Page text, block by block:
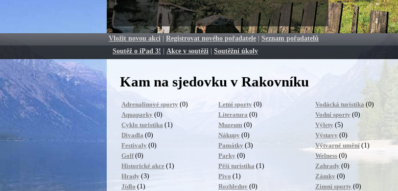
Vložit novou akci | Registrovat nového pořadatele | Seznam pořadatelů
Soutěž o iPad 3! | Akce v soutěži | Soutěžní úkoly
Kam na sjedovku v Rakovníku
Adrenalinové sporty (0)
Aquaparky (0)
Cyklo turistika (1)
Divadla (0)
Festivaly (0)
Golf (0)
Historické akce (1)
Hrady (3)
Jídlo (1)
Letní sporty (0)
Literatura (0)
Muzeum (0)
Nákupy (0)
Památky (3)
Parky (0)
Pěší turistika (1)
Pivo (1)
Rozhledny (0)
Vodácká turistika (0)
Vodní sporty (0)
Výlety (5)
Výstavy (0)
Výtvarné umění (1)
Welness (0)
Zahrady (0)
Zámky (0)
Zimní sporty (0)